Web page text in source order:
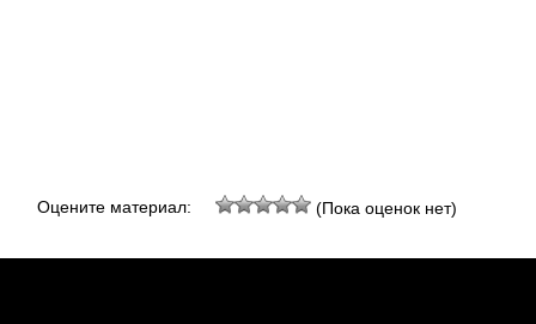
Оцените материал: (Пока оценок нет)